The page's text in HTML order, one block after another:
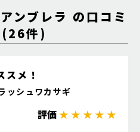
ンブレラ の口コミ
件)
メ！
ッシュワカサギ
評価★ ★ ★ ★ ★